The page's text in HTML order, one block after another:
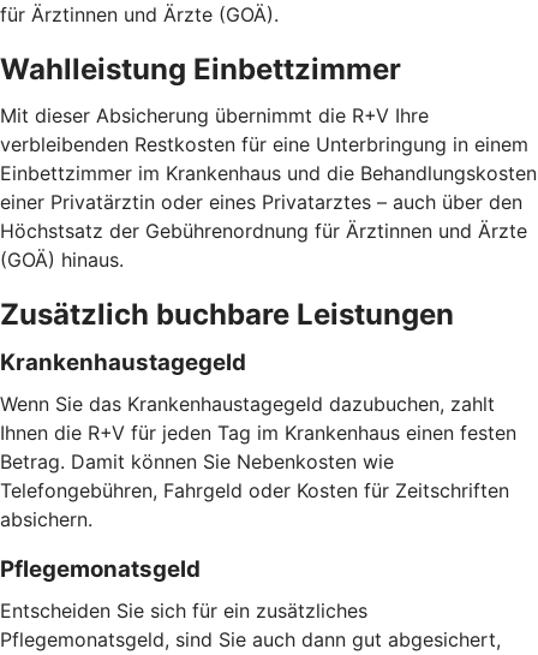
für Ärztinnen und Ärzte (GOÄ).
Wahlleistung Einbettzimmer
Mit dieser Absicherung übernimmt die R+V Ihre
verbleibenden Restkosten für eine Unterbringung in einem
Einbettzimmer im Krankenhaus und die Behandlungskosten
einer Privatärztin oder eines Privatarztes – auch über den
Höchstsatz der Gebührenordnung für Ärztinnen und Ärzte
(GOÄ) hinaus.
Zusätzlich buchbare Leistungen
Krankenhaustagegeld
Wenn Sie das Krankenhaustagegeld dazubuchen, zahlt
Ihnen die R+V für jeden Tag im Krankenhaus einen festen
Betrag. Damit können Sie Nebenkosten wie
Telefongebühren, Fahrgeld oder Kosten für Zeitschriften
absichern.
Pflegemonatsgeld
Entscheiden Sie sich für ein zusätzliches
Pflegemonatsgeld, sind Sie auch dann gut abgesichert,